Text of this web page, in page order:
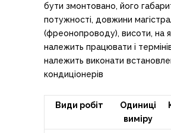
бути змонтовано, його
потужності, довжини
(фреонопроводу), висоти, на
належить працювати і
належить виконати
кондиціонерів
Види робіт
Одиниці
виміру